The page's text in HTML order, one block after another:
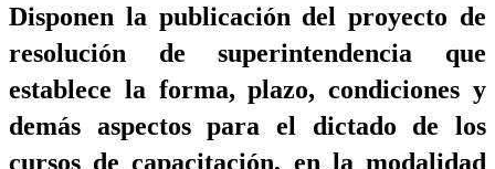
Disponen la publicación del proyecto de
resolución de superintendencia que
establece la forma, plazo, condiciones y
demás aspectos para el dictado de los
cursos de capacitación, en la modalidad